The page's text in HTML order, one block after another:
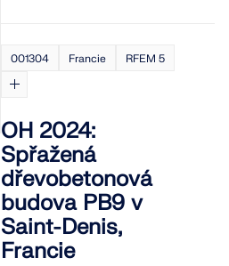
001304 Francie RFEM 5
OH 2024:
Spřažená
dřevobetonová
budova PB9 v
Saint-Denis,
Francie